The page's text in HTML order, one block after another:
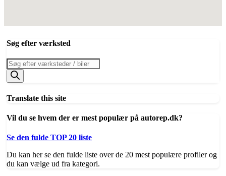
Søg efter værksted
Products
search
Translate this site
Vil du se hvem der er mest populær på autorep.dk?
Se den fulde TOP 20 liste
Du kan her se den fulde liste over de 20 mest populære profiler og
du kan vælge ud fra kategori.